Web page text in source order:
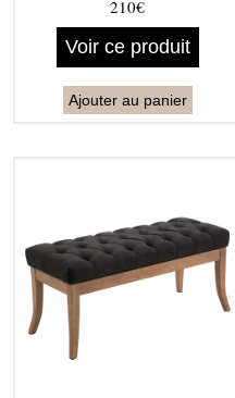
210€
Voir ce produit
Ajouter au panier